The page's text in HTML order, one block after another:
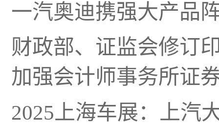
一汽奥迪携强大产品
财政部、证监会修订
加强会计师事务所证
2025上海车展：上汽